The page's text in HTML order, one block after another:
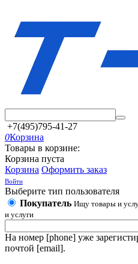
+7(495)795-41-27
0Корзина
Товары в корзине:
Корзина пуста
Корзина Оформить заказ
Войти
Выберите тип пользователя
Покупатель Ищу товары и
и услуги
На номер [phone] уже
почтой [email].